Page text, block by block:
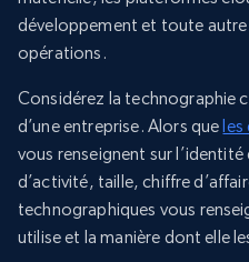
développement et toute
opérations.
Considérez la technographie
d’une entreprise. Alors que
vous renseignent sur
d’activité, taille, chiffre
technographiques vous
utilise et la manière dont elle